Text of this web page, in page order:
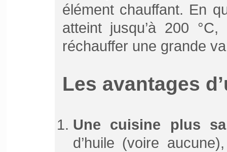
élément chauffant. En
atteint jusqu’à 200
réchauffer une grande
Les avantages
Une cuisine plus
d’huile (voire